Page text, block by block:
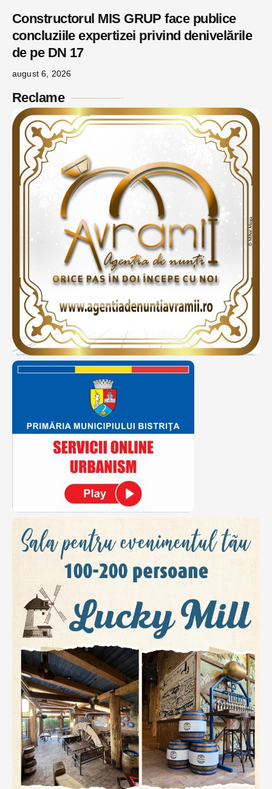
Constructorul MIS GRUP face publice
concluziile expertizei privind denivelările
de pe DN 17
august 6, 2026
Reclame